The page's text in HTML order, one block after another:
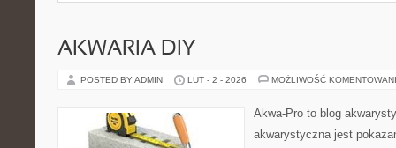
AKWARIA DIY
POSTED BY ADMIN LUT - 2 - 2026 MOŻLIWOŚĆ
Akwa-Pro to blog
akwarystyczna jest